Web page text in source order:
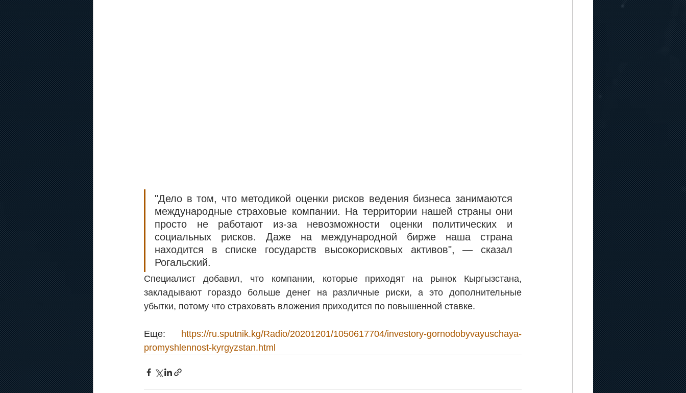
"Дело в том, что методикой оценки рисков ведения бизнеса занимаются
международные страховые компании. На территории нашей страны они
просто не работают из-за невозможности оценки политических и
социальных рисков. Даже на международной бирже наша страна
находится в списке государств высокорисковых активов", — сказал
Рогальский.
Специалист добавил, что компании, которые приходят на рынок Кыргызстана,
закладывают гораздо больше денег на различные риски, а это дополнительные
убытки, потому что страховать вложения приходится по повышенной ставке.
Еще: https://ru.sputnik.kg/Radio/20201201/1050617704/investory-gornodobyvayuschaya-
promyshlennost-kyrgyzstan.html